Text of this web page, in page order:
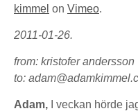
kimmel on Vimeo.
2011-01-26.
from: kristofer andersson
to:
Adam,
I veckan hörde